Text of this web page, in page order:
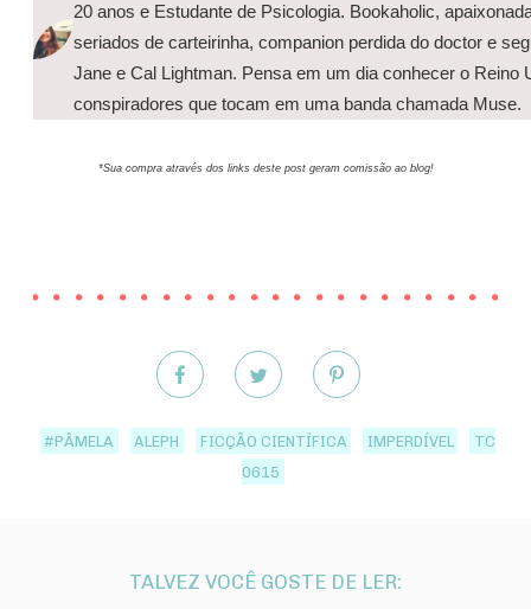
20 anos e Estudante de Psicologia. Bookaholic,
seriados de carteirinha, companion perdida do doctor e
Jane e Cal Lightman. Pensa em um dia conhecer o Reino
conspiradores que tocam em uma banda chamada Muse.
*Sua compra através dos links deste post geram comissão ao blog!
#PÂMELA ALEPH FICÇÃO CIENTÍFICA IMPERDÍVEL
TC
0615
TALVEZ VOCÊ GOSTE DE LER: